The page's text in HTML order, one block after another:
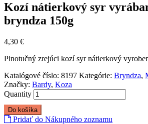
Kozí nátierkový syr
bryndza 150g
4,30 €
Plnotučný zrejúci kozí syr nátierkový
Katalógové číslo: 8197 Kategórie: Bryndza,
Značky: Bardy, Koza
Quantity
Do košíka
Pridať do Nákupného zoznamu